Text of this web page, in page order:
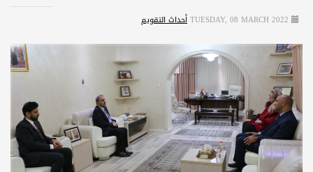
TUESDAY, 08 MARCH 2022أحداث التقويم